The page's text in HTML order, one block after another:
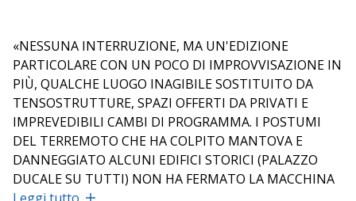
«NESSUNA INTERRUZIONE, MA UN'EDIZIONE
PARTICOLARE CON UN POCO DI IMPROVVISAZIONE IN
PIÙ, QUALCHE LUOGO INAGIBILE SOSTITUITO DA
TENSOSTRUTTURE, SPAZI OFFERTI DA PRIVATI E
IMPREVEDIBILI CAMBI DI PROGRAMMA. I POSTUMI
DEL TERREMOTO CHE HA COLPITO MANTOVA E
DANNEGGIATO ALCUNI EDIFICI STORICI (PALAZZO
DUCALE SU TUTTI) NON HA FERMATO LA MACCHINA